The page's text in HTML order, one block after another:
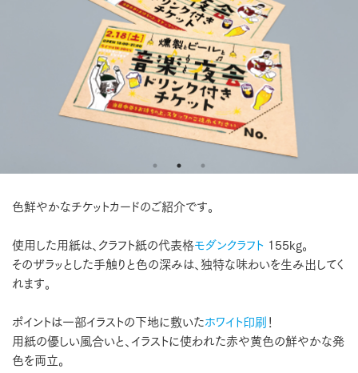
色鮮やかなチケットカードのご紹介です。
使用した用紙は、クラフト紙の代表格モダンクラフト 155kg。
そのザラッとした手触りと色の深みは、独特な味わいを生み出してく
れます。
ポイントは一部イラストの下地に敷いたホワイト印刷 ！
用紙の優しい風合いと、イラストに使われた赤や黄色の鮮やかな発
色を両立。